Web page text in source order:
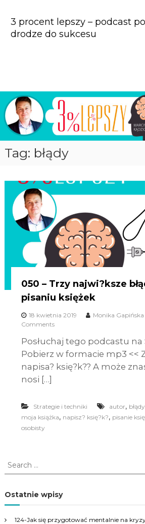
n
e
n
3 procent lepszy – podcast
drodze do sukcesu
Tag: błądy
050 – Trzy najwi?ksze
pisaniu księżek
18 kwietnia 2019 Monika Gapińska
Comments
Posłuchaj tego podcastu na
Pobierz w formacie mp3 <<
napisa? księ?k?? A może
nosi […]
Strategie i techniki autor, błądy
moja książka, napisz? księ?k?, pisanie
osobisty
S
e
r
c
Ostatnie wpisy
124-Jak się przygotować mentalnie na